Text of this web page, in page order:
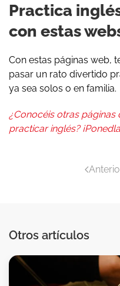
Practica
con estas
Con estas páginas web,
pasar un rato divertido
ya sea solos o en familia.
¿Conocéis otras
practicar inglés?
Otros artículos